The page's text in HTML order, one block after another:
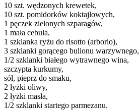
10 szt. wędzonych krewetek,
10 szt. pomidorków koktajlowych,
1 pęczek zielonych szparagów,
1 mała cebula,
1 szklanka ryżu do risotto (arborio),
3 szklanki gorącego bulionu warzywnego,
1/2 szklanki białego wytrawnego wina,
szczypta kurkumy,
sól, pieprz do smaku,
2 łyżki oliwy,
2 łyżki masła,
1/2 szklanki startego parmezanu.